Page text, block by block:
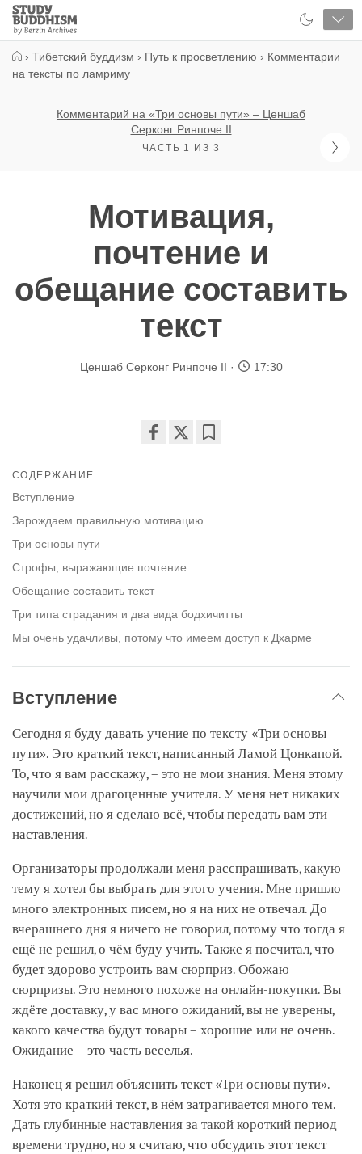
Close
Study
Buddhism
› Тибетский буддизм › Путь к просветлению › Комментарии
на тексты по ламриму
Комментарий на «Три основы пути» – Ценшаб
Серконг Ринпоче II
ЧАСТЬ 1 ИЗ 3
Мотивация,
почтение и
обещание составить
текст
Ценшаб Серконг Ринпоче II 17:30
СОДЕРЖАНИЕ
Вступление
Зарождаем правильную мотивацию
Три основы пути
Строфы, выражающие почтение
Обещание составить текст
Три типа страдания и два вида бодхичитты
Мы очень удачливы, потому что имеем доступ к Дхарме
Вступление
Сегодня я буду давать учение по тексту «Три основы
пути». Это краткий текст, написанный Ламой Цонкапой.
То, что я вам расскажу, – это не мои знания. Меня этому
научили мои драгоценные учителя. У меня нет никаких
достижений, но я сделаю всё, чтобы передать вам эти
наставления.
Организаторы продолжали меня расспрашивать, какую
тему я хотел бы выбрать для этого учения. Мне пришло
много электронных писем, но я на них не отвечал. До
вчерашнего дня я ничего не говорил, потому что тогда я
ещё не решил, о чём буду учить. Также я посчитал, что
будет здорово устроить вам сюрприз. Обожаю
сюрпризы. Это немного похоже на онлайн-покупки. Вы
ждёте доставку, у вас много ожиданий, вы не уверены,
какого качества будут товары – хорошие или не очень.
Ожидание – это часть веселья.
Наконец я решил объяснить текст «Три основы пути».
Хотя это краткий текст, в нём затрагивается много тем.
Дать глубинные наставления за такой короткий период
времени трудно, но я считаю, что обсудить этот текст